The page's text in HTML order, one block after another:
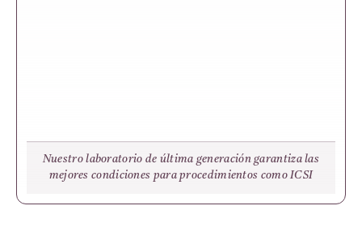
Nuestro laboratorio de última generación garantiza las
mejores condiciones para procedimientos como ICSI